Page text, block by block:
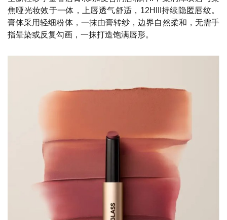
焦哑光妆效于一体，上唇透气舒适，12HIII持续隐匿唇纹。
膏体采用轻细粉体，一抹由膏转纱，边界自然柔和，无需手
指晕染或反复勾画，一抹打造饱满唇形。